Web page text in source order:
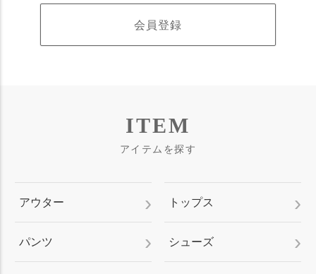
会員登録
ITEM
アイテムを探す
アウター トップス
パンツ シューズ